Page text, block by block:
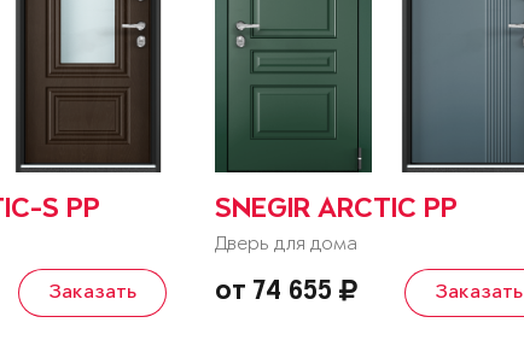
S PP
Заказать
SNEGIR ARCTIC PP
Дверь для дома
от 74 655 Заказать